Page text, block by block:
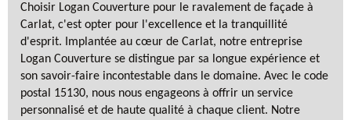
Choisir Logan Couverture pour le ravalement de façade à
Carlat, c'est opter pour l'excellence et la tranquillité
d'esprit. Implantée au cœur de Carlat, notre entreprise
Logan Couverture se distingue par sa longue expérience et
son savoir-faire incontestable dans le domaine. Avec le code
postal 15130, nous nous engageons à offrir un service
personnalisé et de haute qualité à chaque client. Notre